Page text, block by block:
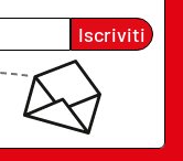
Iscriviti